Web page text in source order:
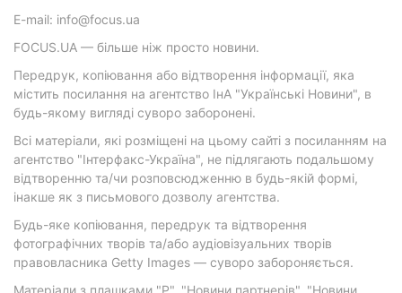
E-mail: info@focus.ua
FOCUS.UA — більше ніж просто новини.
Передрук, копіювання або відтворення інформації, яка
містить посилання на агентство ІнА "Українські Новини", в
будь-якому вигляді суворо заборонені.
Всі матеріали, які розміщені на цьому сайті з посиланням на
агентство "Інтерфакс-Україна", не підлягають подальшому
відтворенню та/чи розповсюдженню в будь-якій формі,
інакше як з письмового дозволу агентства.
Будь-яке копіювання, передрук та відтворення
фотографічних творів та/або аудіовізуальних творів
правовласника Getty Images — суворо забороняється.
Матеріали з плашками "Р", "Новини партнерів", "Новини